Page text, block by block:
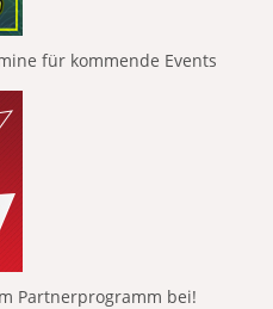
für kommende Events
Partnerprogramm bei!